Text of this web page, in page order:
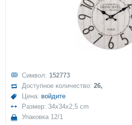
Символ: 152773
Доступное количество:26,
Цена: войдите
Размер: 34x34x2,5 cm
Упаковка 12/1